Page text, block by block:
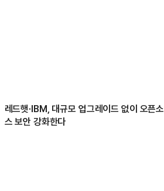
레드햇·IBM, 대규모 업그레이드 없이 오픈소
스 보안 강화한다